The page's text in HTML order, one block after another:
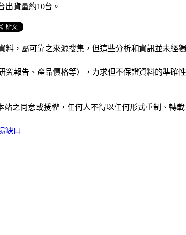
出貨量約10台。
，屬可靠之來源搜集，但這些分析和資訊並未經
報告、產品價格等），力求但不保證資料的準確
站之同意或授權，任何人不得以任何形式重制、轉
缺口